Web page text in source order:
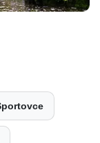
Sportovce